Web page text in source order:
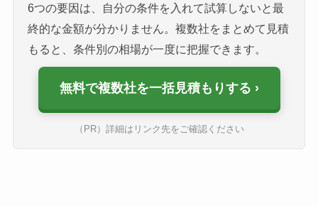
6つの要因は、自分の条件を入れて試算しないと最
終的な金額が分かりません。複数社をまとめて見積
もると、条件別の相場が一度に把握できます。
無料で複数社を一括見積もりする
（PR）詳細はリンク先をご確認ください